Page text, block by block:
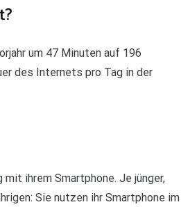
um 47 Minuten auf 196
des Internets pro Tag in der
ihrem Smartphone. Je jünger,
Sie nutzen ihr Smartphone im